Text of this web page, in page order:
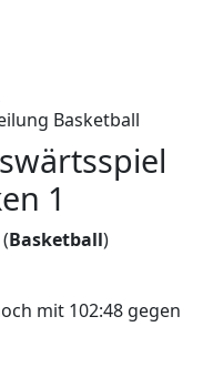
Basketball
1
(Basketball)
mit 102:48 gegen